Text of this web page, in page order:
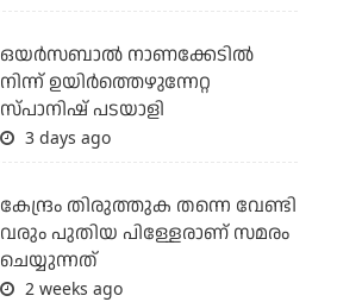
ഒയര്‍സബാൽ നാണക്കേടിൽ
നിന്ന് ഉയിർത്തെഴുന്നേറ്റ
സ്പാനിഷ് പടയാളി
3 days ago
കേന്ദ്രം തിരുത്തുക തന്നെ വേണ്ടി
വരും പുതിയ പിള്ളേരാണ് സമരം
ചെയ്യുന്നത്
2 weeks ago